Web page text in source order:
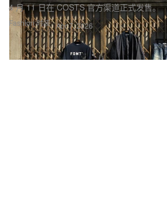
Fashion 时装
4 月 11 日在 COSTS 官方渠道正式发售。
Apr 7, 2026